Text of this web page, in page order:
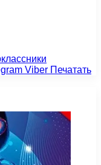
Viber Печатать